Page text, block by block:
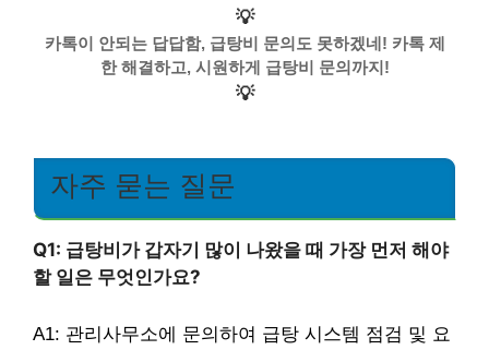
💡
카톡이 안되는 답답함, 급탕비 문의도 못하겠네! 카톡 제
한 해결하고, 시원하게 급탕비 문의까지!
💡
자주 묻는 질문
Q1: 급탕비가 갑자기 많이 나왔을 때 가장 먼저 해야
할 일은 무엇인가요?
A1: 관리사무소에 문의하여 급탕 시스템 점검 및 요